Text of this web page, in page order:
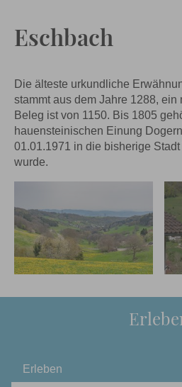
Eschbach
Die älteste urkundliche
stammt aus dem Jahre 1288,
Beleg ist von 1150. Bis 1805
hauensteinischen Einung
01.01.1971 in die bisherige
wurde.
Erleben